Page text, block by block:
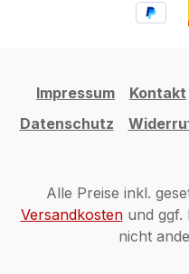
Impressum Kontakt
Datenschutz
Alle Preise inkl.
Versandkostenund ggf.
nicht